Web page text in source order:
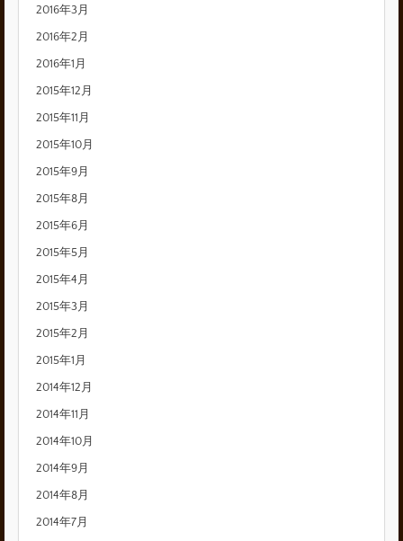
2016年3月
2016年2月
2016年1月
2015年12月
2015年11月
2015年10月
2015年9月
2015年8月
2015年6月
2015年5月
2015年4月
2015年3月
2015年2月
2015年1月
2014年12月
2014年11月
2014年10月
2014年9月
2014年8月
2014年7月